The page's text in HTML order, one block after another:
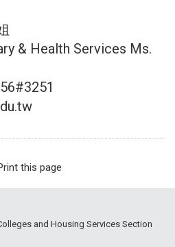
& Health Services Ms.
this page
and Housing Services Section